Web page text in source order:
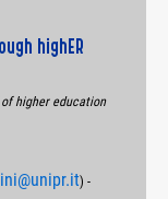
highER
higher education
) -